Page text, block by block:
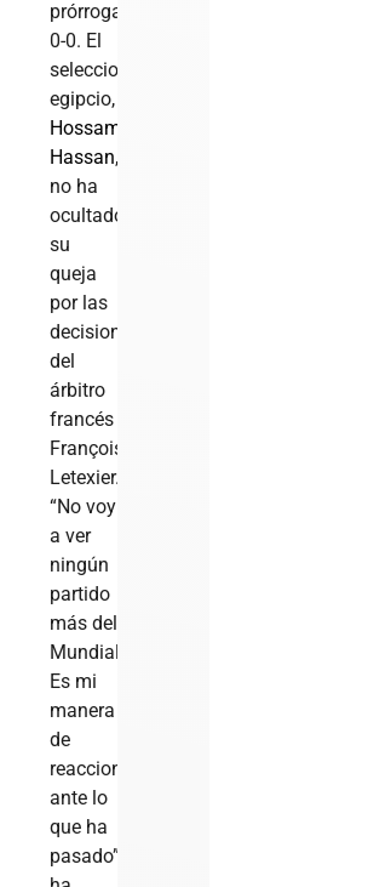
prórroga
0-0. El
seleccionador
egipcio,
Hossam
Hassan,
no ha
ocultado
su
queja
por las
decisiones
del
árbitro
francés
François
Letexier.
“No voy
a ver
ningún
partido
más del
Mundial.
Es mi
manera
de
reaccionar
ante lo
que ha
pasado”,